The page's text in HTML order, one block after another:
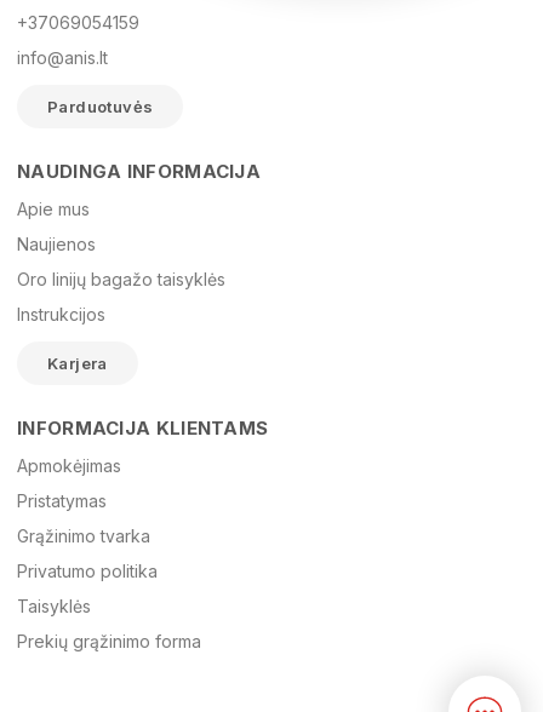
El. paštas
Žinutė
+37069054159
info@anis.lt
Parduotuvės
NAUDINGA INFORMACIJA
Apie mus
Naujienos
Oro linijų bagažo taisyklės
Instrukcijos
Karjera
INFORMACIJA KLIENTAMS
Apmokėjimas
Pristatymas
Grąžinimo tvarka
Privatumo politika
Taisyklės
Prekių grąžinimo forma